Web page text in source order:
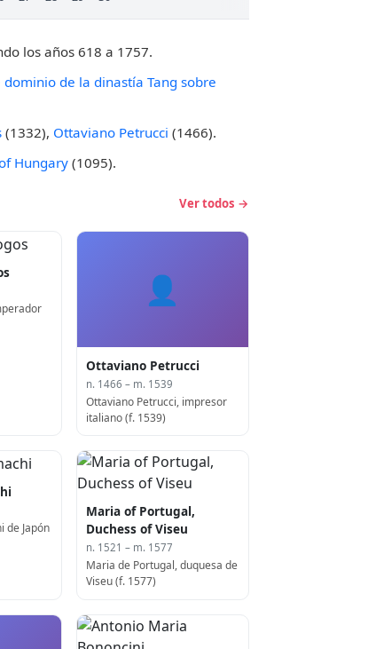
los años 618 a 1757.
de la dinastía Tang sobre
(1332), Ottaviano Petrucci (1466).
Hungary(1095).
Ver todos →
👤
Ottaviano Petrucci
n. 1466 – m. 1539
Ottaviano Petrucci, impresor
italiano (f. 1539)
de Japón
Maria of Portugal,
Duchess of Viseu
n. 1521 – m. 1577
Maria de Portugal, duquesa de
Viseu (f. 1577)